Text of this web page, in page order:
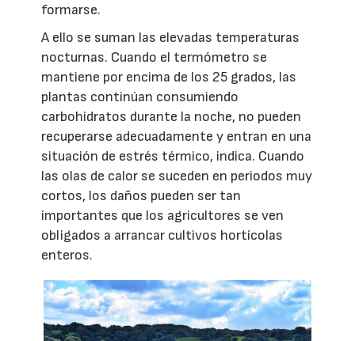
formarse.
A ello se suman las elevadas temperaturas
nocturnas. Cuando el termómetro se
mantiene por encima de los 25 grados, las
plantas continúan consumiendo
carbohidratos durante la noche, no pueden
recuperarse adecuadamente y entran en una
situación de estrés térmico, indica. Cuando
las olas de calor se suceden en periodos muy
cortos, los daños pueden ser tan
importantes que los agricultores se ven
obligados a arrancar cultivos hortícolas
enteros.